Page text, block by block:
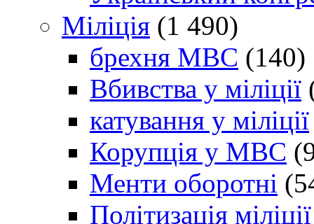
Міліція (1 490)
брехня МВС (140)
Вбивства у міліції
катування у міліції
Корупція у МВС
Менти оборотні
Політизація міліції